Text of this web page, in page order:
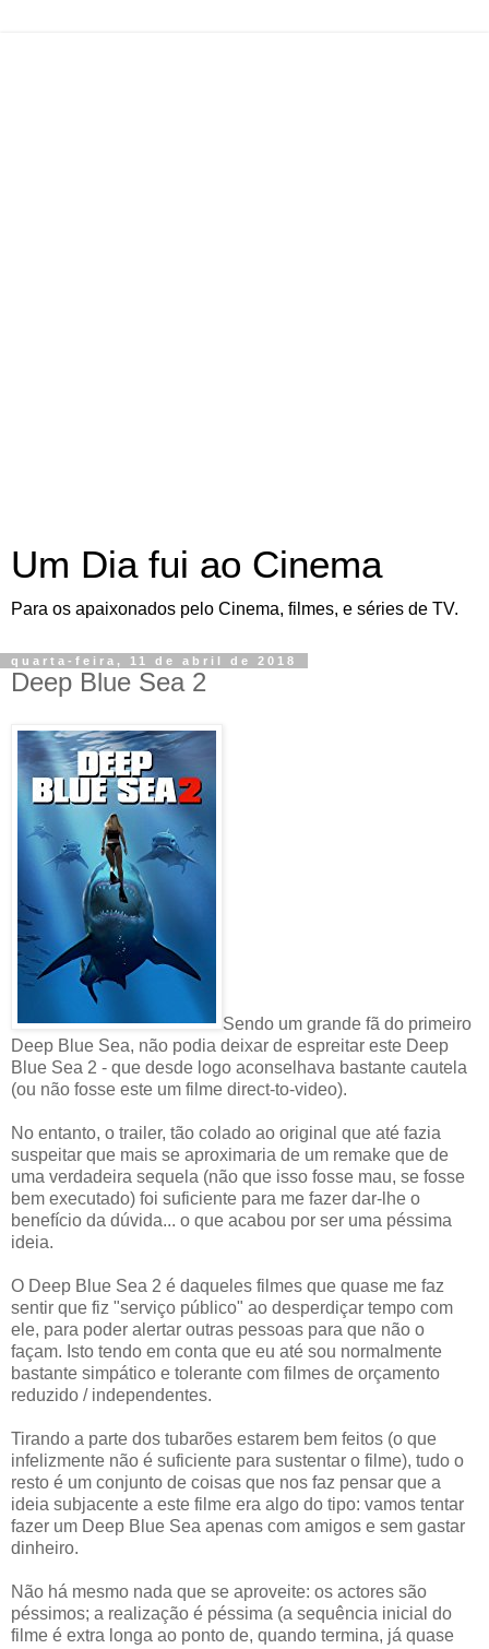
Um Dia fui ao Cinema
Para os apaixonados pelo Cinema, filmes, e séries de TV.
quarta-feira, 11 de abril de 2018
Deep Blue Sea 2
Sendo um grande fã do primeiro
Deep Blue Sea, não podia deixar de espreitar este Deep
Blue Sea 2 - que desde logo aconselhava bastante cautela
(ou não fosse este um filme direct-to-video).
No entanto, o trailer, tão colado ao original que até fazia
suspeitar que mais se aproximaria de um remake que de
uma verdadeira sequela (não que isso fosse mau, se fosse
bem executado) foi suficiente para me fazer dar-lhe o
benefício da dúvida... o que acabou por ser uma péssima
ideia.
O Deep Blue Sea 2 é daqueles filmes que quase me faz
sentir que fiz "serviço público" ao desperdiçar tempo com
ele, para poder alertar outras pessoas para que não o
façam. Isto tendo em conta que eu até sou normalmente
bastante simpático e tolerante com filmes de orçamento
reduzido / independentes.
Tirando a parte dos tubarões estarem bem feitos (o que
infelizmente não é suficiente para sustentar o filme), tudo o
resto é um conjunto de coisas que nos faz pensar que a
ideia subjacente a este filme era algo do tipo: vamos tentar
fazer um Deep Blue Sea apenas com amigos e sem gastar
dinheiro.
Não há mesmo nada que se aproveite: os actores são
péssimos; a realização é péssima (a sequência inicial do
filme é extra longa ao ponto de, quando termina, já quase